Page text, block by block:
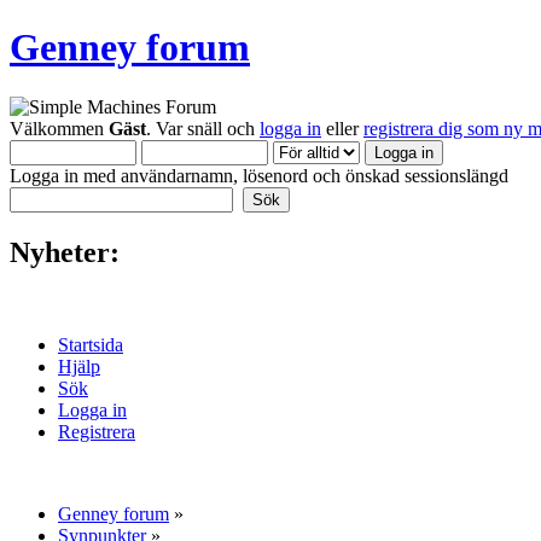
Genney forum
Välkommen Gäst. Var snäll och logga in ellerregistrera dig som ny
Logga in med användarnamn, lösenord och önskad sessionslängd
Nyheter:
Startsida
Hjälp
Sök
Logga in
Registrera
Genney forum »
Synpunkter»